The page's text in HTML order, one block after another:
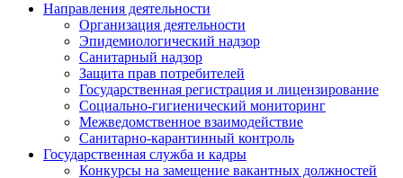
Направления деятельности
Организация деятельности
Эпидемиологический надзор
Санитарный надзор
Защита прав потребителей
Государственная регистрация и лицензирование
Социально-гигиенический мониторинг
Межведомственное взаимодействие
Санитарно-карантинный контроль
Государственная служба и кадры
Конкурсы на замещение вакантных должностей